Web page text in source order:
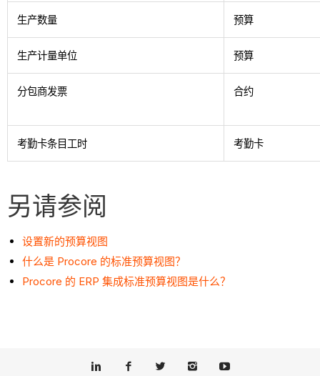
生产数量 预算
生产计量单位 预算
分包商发票 合约
考勤卡条目工时 考勤卡
另请参阅
设置新的预算视图
什么是 Procore 的标准预算视图？
Procore 的 ERP 集成标准预算视图是什么？